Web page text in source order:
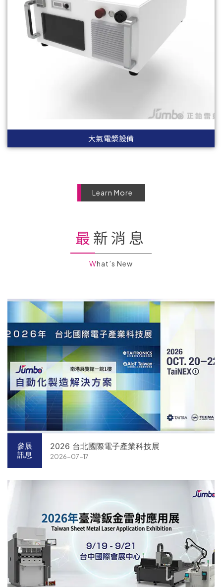
大氣電漿設備
Learn More
最新消息
What’s New
參展
訊息
2026 台北國際電子產業科技展
2026-07-17